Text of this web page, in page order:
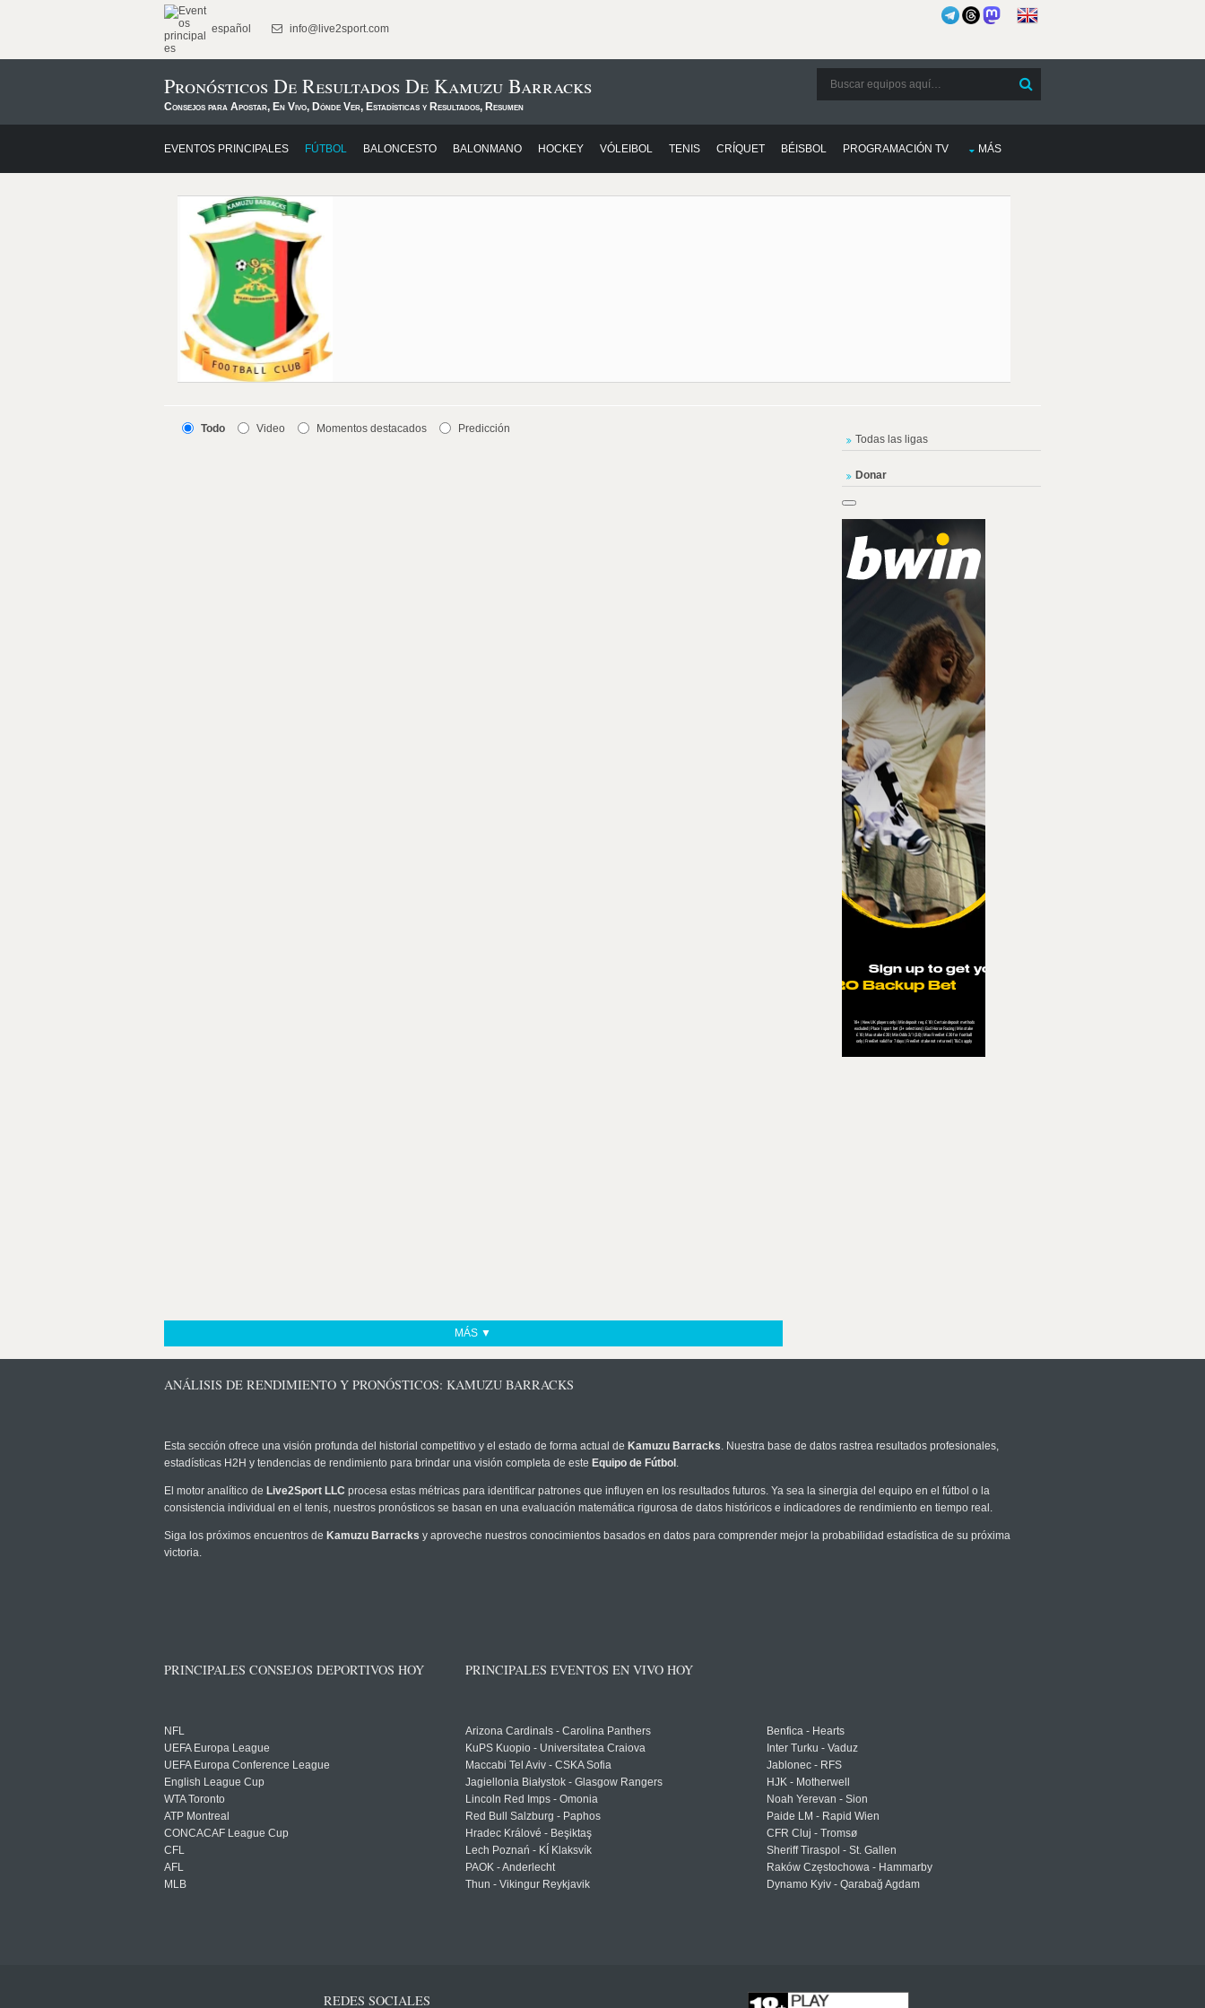
español info@live2sport.com
Pronósticos De Resultados De Kamuzu Barracks
Consejos para Apostar, En Vivo, Dónde Ver, Estadísticas y Resultados, Resumen
EVENTOS PRINCIPALES FÚTBOL BALONCESTO BALONMANO HOCKEY VÓLEIBOL TENIS CRÍQUET BÉISBOL PROGRAMACIÓN TV MÁS
Todo Video Momentos destacados Predicción
MÁS ▼
Todas las ligas
Donar
ANÁLISIS DE RENDIMIENTO Y PRONÓSTICOS: KAMUZU BARRACKS
Esta sección ofrece una visión profunda del historial competitivo y el estado de forma actual de Kamuzu Barracks. Nuestra base de datos rastrea resultados profesionales,
estadísticas H2H y tendencias de rendimiento para brindar una visión completa de este Equipo de Fútbol .
El motor analítico de Live2Sport LLC procesa estas métricas para identificar patrones que influyen en los resultados futuros. Ya sea la sinergia del equipo en el fútbol o la
consistencia individual en el tenis, nuestros pronósticos se basan en una evaluación matemática rigurosa de datos históricos e indicadores de rendimiento en tiempo real.
Siga los próximos encuentros de Kamuzu Barracks y aproveche nuestros conocimientos basados en datos para comprender mejor la probabilidad estadística de su próxima
victoria.
PRINCIPALES CONSEJOS DEPORTIVOS HOY
NFL
UEFA Europa League
UEFA Europa Conference League
English League Cup
WTA Toronto
ATP Montreal
CONCACAF League Cup
CFL
AFL
MLB
PRINCIPALES EVENTOS EN VIVO HOY
Arizona Cardinals - Carolina Panthers
KuPS Kuopio - Universitatea Craiova
Maccabi Tel Aviv - CSKA Sofia
Jagiellonia Białystok - Glasgow Rangers
Lincoln Red Imps - Omonia
Red Bull Salzburg - Paphos
Hradec Králové - Beşiktaş
Lech Poznań - KÍ Klaksvík
PAOK - Anderlecht
Thun - Vikingur Reykjavik
Benfica - Hearts
Inter Turku - Vaduz
Jablonec - RFS
HJK - Motherwell
Noah Yerevan - Sion
Paide LM - Rapid Wien
CFR Cluj - Tromsø
Sheriff Tiraspol - St. Gallen
Raków Częstochowa - Hammarby
Dynamo Kyiv - Qarabağ Agdam
REDES SOCIALES